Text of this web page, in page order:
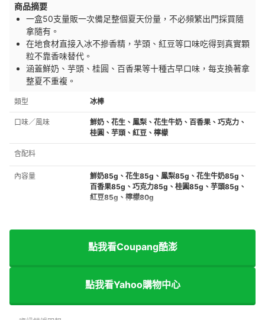
商品摘要
一盒50支量販一次備足整個夏天份量，不必頻繁出門採買隨
拿隨有。
在地食材直接入冰不摻香精，芋頭、紅豆等口味吃得到真實顆
粒不靠香味替代。
涵蓋鮮奶、芋頭、桂圓、百香果等十種古早口味，每支換著拿
整夏不重複。
類型 冰棒
口味／風味
鮮奶、花生、鳳梨、花生牛奶、百香果、巧克力、
桂圓、芋頭、紅豆、檸檬
含配料
內容量
鮮奶85g、花生85g、鳳梨85g、花生牛奶85g、
百香果85g、巧克力85g、桂圓85g、芋頭85g、
紅豆85g、檸檬80g
點我看Coupang酷澎
點我看Yahoo購物中心